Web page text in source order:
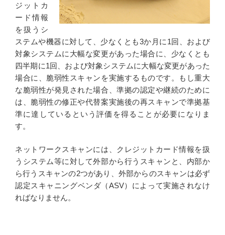
ジットカ
ード情報
を扱うシ
ステムや機器に対して、少なくとも3か月に1回、および
対象システムに大幅な変更があった場合に、少なくとも
四半期に1回、および対象システムに大幅な変更があった
場合に、脆弱性スキャンを実施するものです。もし重大
な脆弱性が発見された場合、準拠の認定や継続のために
は、脆弱性の修正や代替案実施後の再スキャンで準拠基
準に達しているという評価を得ることが必要になりま
す。
ネットワークスキャンには、クレジットカード情報を扱
うシステム等に対して外部から行うスキャンと、内部か
ら行うスキャンの2つがあり、外部からのスキャンは必ず
認定スキャニングベンダ（ASV）によって実施されなけ
ればなりません。